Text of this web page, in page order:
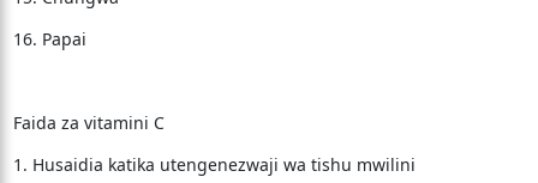
16. Papai
Faida za vitamini C
1. Husaidia katika utengenezwaji wa tishu mwilini